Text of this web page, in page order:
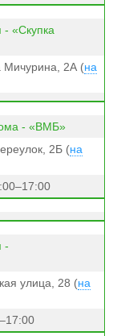
- «Скупка
Мичурина, 2А (на
- «ВМБ»
2Б (на
-
улица, 28 (на